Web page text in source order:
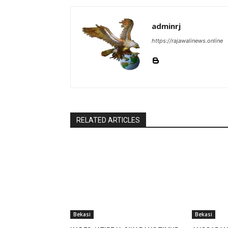
adminrj
https://rajawalinews.online
RELATED ARTICLES
Bekasi Bekasi